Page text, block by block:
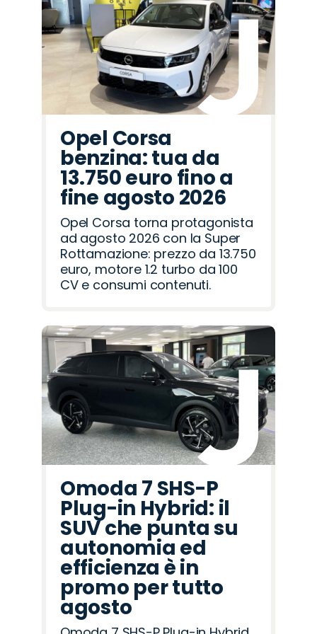
Jeep
Omoda
Cupra
Land
Rover
Jaecoo
Mazda
Abarth
Lancia
Peugeot
Opel
Citroën
Alfa
Romeo
Hyundai
Seat
Fiat
Opel Corsa
benzina: tua da
13.750 euro fino a
fine agosto 2026
Opel Corsa torna protagonista
ad agosto 2026 con la Super
Rottamazione: prezzo da 13.750
euro, motore 1.2 turbo da 100
CV e consumi contenuti.
Omoda 7 SHS-P
Plug-in Hybrid: il
SUV che punta su
autonomia ed
efficienza è in
promo per tutto
agosto